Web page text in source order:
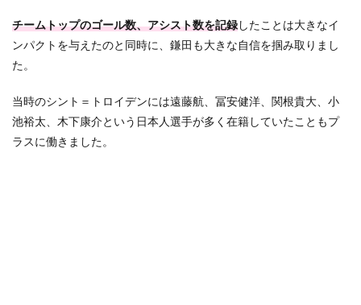
チームトップのゴール数、アシスト数を記録したことは大きなイ
ンパクトを与えたのと同時に、鎌田も大きな自信を掴み取りまし
た。
当時のシント＝トロイデンには遠藤航、冨安健洋、関根貴大、小
池裕太、木下康介という日本人選手が多く在籍していたこともプ
ラスに働きました。